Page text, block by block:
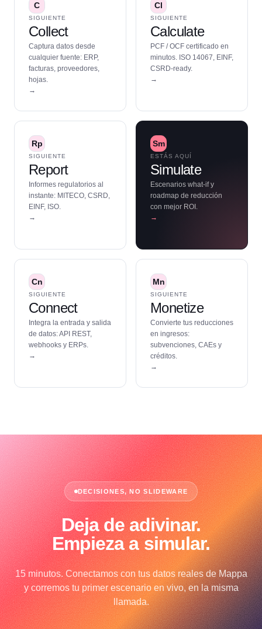
C
SIGUIENTE
Collect
Captura datos desde
cualquier fuente: ERP,
facturas, proveedores,
hojas.
→
Cl
SIGUIENTE
Calculate
PCF / OCF certificado en
minutos. ISO 14067, EINF,
CSRD-ready.
→
Rp
SIGUIENTE
Report
Informes regulatorios al
instante: MITECO, CSRD,
EINF, ISO.
→
Sm
ESTÁS AQUÍ
Simulate
Escenarios what-if y
roadmap de reducción
con mejor ROI.
→
Cn
SIGUIENTE
Connect
Integra la entrada y salida
de datos: API REST,
webhooks y ERPs.
→
Mn
SIGUIENTE
Monetize
Convierte tus reducciones
en ingresos:
subvenciones, CAEs y
créditos.
→
DECISIONES, NO SLIDEWARE
Deja de adivinar.
Empieza a simular.
15 minutos. Conectamos con tus datos reales de Mappa
y corremos tu primer escenario en vivo, en la misma
llamada.